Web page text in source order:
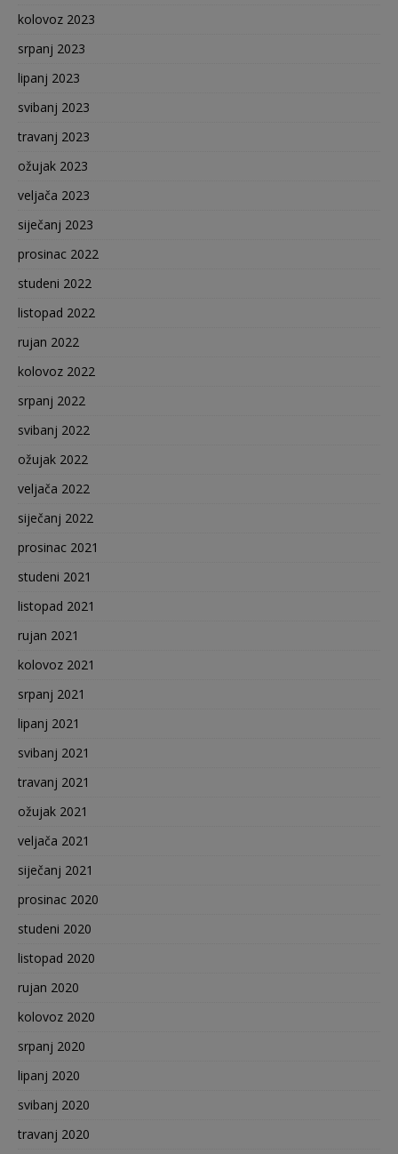
kolovoz 2023
srpanj 2023
lipanj 2023
svibanj 2023
travanj 2023
ožujak 2023
veljača 2023
siječanj 2023
prosinac 2022
studeni 2022
listopad 2022
rujan 2022
kolovoz 2022
srpanj 2022
svibanj 2022
ožujak 2022
veljača 2022
siječanj 2022
prosinac 2021
studeni 2021
listopad 2021
rujan 2021
kolovoz 2021
srpanj 2021
lipanj 2021
svibanj 2021
travanj 2021
ožujak 2021
veljača 2021
siječanj 2021
prosinac 2020
studeni 2020
listopad 2020
rujan 2020
kolovoz 2020
srpanj 2020
lipanj 2020
svibanj 2020
travanj 2020